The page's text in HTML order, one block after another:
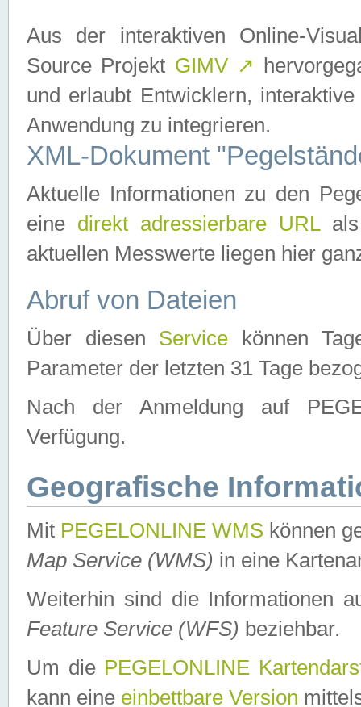
Aus der interaktiven Online-
Source Projekt GIMV ↗
und erlaubt Entwicklern,
Anwendung zu integrieren.
XML-Dokument
Aktuelle Informationen zu den
eine direkt adressierbare URLals
aktuellen Messwerte liegen hier
Abruf von Dateien
Über diesen Service können
Parameter der letzten 31 Tage
Nach der Anmeldung auf
Verfügung.
Geografische
Mit PEGELONLINE WMS können
Map Service (WMS) in eine
Weiterhin sind die Informationen
Feature Service (WFS) beziehbar.
Um die PEGELONLINE
kann eine einbettbare Version